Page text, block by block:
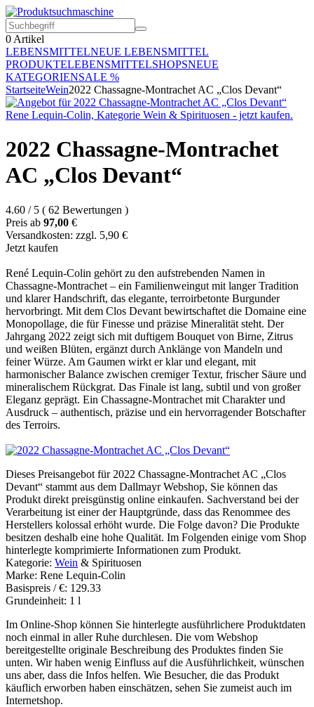
0 Artikel
LEBENSMITTELNEUE LEBENSMITTEL
PRODUKTELEBENSMITTELSHOPSNEUE
KATEGORIENSALE %
StartseiteWein2022 Chassagne-Montrachet AC „Clos Devant“
2022 Chassagne-Montrachet
AC „Clos Devant“
4.60 / 5 ( 62 Bewertungen )
Preis ab 97,00 €
Versandkosten: zzgl. 5,90 €
Jetzt kaufen
René Lequin-Colin gehört zu den aufstrebenden Namen in
Chassagne-Montrachet – ein Familienweingut mit langer Tradition
und klarer Handschrift, das elegante, terroirbetonte Burgunder
hervorbringt. Mit dem Clos Devant bewirtschaftet die Domaine eine
Monopollage, die für Finesse und präzise Mineralität steht. Der
Jahrgang 2022 zeigt sich mit duftigem Bouquet von Birne, Zitrus
und weißen Blüten, ergänzt durch Anklänge von Mandeln und
feiner Würze. Am Gaumen wirkt er klar und elegant, mit
harmonischer Balance zwischen cremiger Textur, frischer Säure und
mineralischem Rückgrat. Das Finale ist lang, subtil und von großer
Eleganz geprägt. Ein Chassagne-Montrachet mit Charakter und
Ausdruck – authentisch, präzise und ein hervorragender Botschafter
des Terroirs.
Dieses Preisangebot für 2022 Chassagne-Montrachet AC „Clos
Devant“ stammt aus dem Dallmayr Webshop, Sie können das
Produkt direkt preisgünstig online einkaufen. Sachverstand bei der
Verarbeitung ist einer der Hauptgründe, dass das Renommee des
Herstellers kolossal erhöht wurde. Die Folge davon? Die Produkte
besitzen deshalb eine hohe Qualität. Im Folgenden einige vom Shop
hinterlegte komprimierte Informationen zum Produkt.
Kategorie: Wein & Spirituosen
Marke: Rene Lequin-Colin
Basispreis / €: 129.33
Grundeinheit: 1 l
Im Online-Shop können Sie hinterlegte ausführlichere Produktdaten
noch einmal in aller Ruhe durchlesen. Die vom Webshop
bereitgestellte originale Beschreibung des Produktes finden Sie
unten. Wir haben wenig Einfluss auf die Ausführlichkeit, wünschen
uns aber, dass die Infos helfen. Wie Besucher, die das Produkt
käuflich erworben haben einschätzen, sehen Sie zumeist auch im
Internetshop.